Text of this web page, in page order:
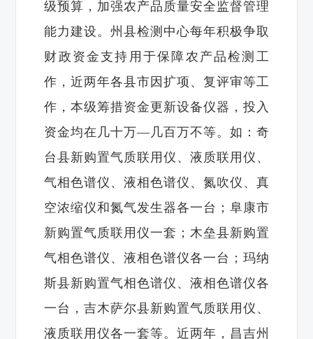
级预算，加强农产品质量安全监督管理
能力建设。州县检测中心每年积极争取
财政资金支持用于保障农产品检测工
作，近两年各县市因扩项、复评审等工
作，本级筹措资金更新设备仪器，投入
资金均在几十万—几百万不等。如：奇
台县新购置气质联用仪、液质联用仪、
气相色谱仪、液相色谱仪、氮吹仪、真
空浓缩仪和氮气发生器各一台；阜康市
新购置气质联用仪一套；木垒县新购置
气相色谱仪、液相色谱仪各一台；玛纳
斯县新购置气相色谱仪、液相色谱仪各
一台，吉木萨尔县新购置气质联用仪、
液质联用仪各一套等。近两年，昌吉州